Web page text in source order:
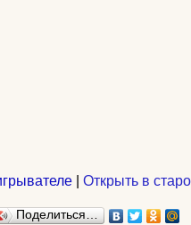
| Открыть в
Поделиться…